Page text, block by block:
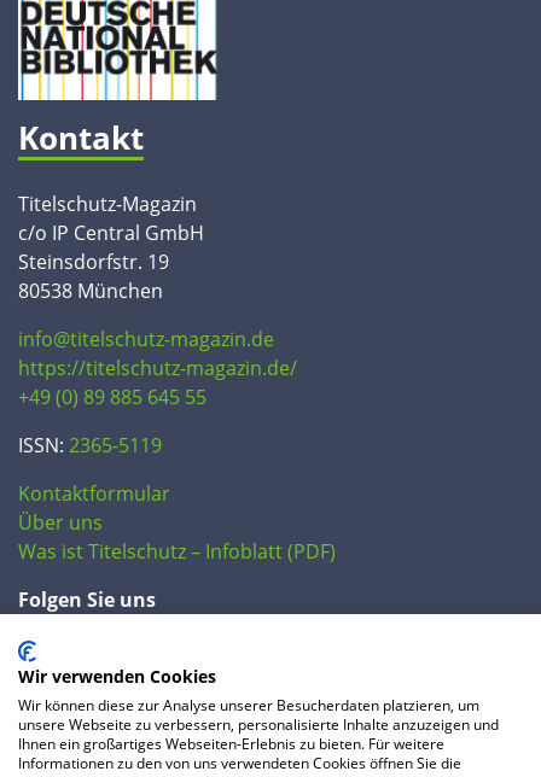
Kontakt
Titelschutz-Magazin
c/o IP Central GmbH
Steinsdorfstr. 19
80538 München
info@titelschutz-magazin.de
https://titelschutz-magazin.de/
+49 (0) 89 885 645 55
ISSN: 2365-5119
Kontaktformular
Über uns
Was ist Titelschutz – Infoblatt (PDF)
Folgen Sie uns
Wir verwenden Cookies
Wir können diese zur Analyse unserer Besucherdaten platzieren, um
unsere Webseite zu verbessern, personalisierte Inhalte anzuzeigen und
Ihnen ein großartiges Webseiten-Erlebnis zu bieten. Für weitere
Informationen zu den von uns verwendeten Cookies öffnen Sie die